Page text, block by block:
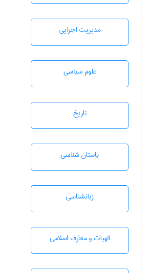
مديريت اجرايی
علوم سياسی
تاريخ
باستان شناسی
زبانشناسی
الهیات و معارف اسلامی